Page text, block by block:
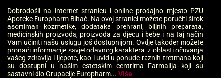
Dobrodošli na internet stranicu i online prodajno mjesto PZU
Apoteke Europharm Bihać. Na ovoj stranici možete poručiti širok
asortiman kozmetike, dodataka prehrani, biljnih preparata,
medicinskih proizvoda, proizvoda za djecu i bebe i na taj način
Vam učiniti našu uslugu još dostupnijom. Ovdje također možete
pronaći informacije savjetodavnog karaktera iz oblasti očuvanja
vašeg zdravlja i ljepote, kao i uvid u ponude raznih tretmana koji
su dostupni u našim estetskim centrima Farmalija koji su
sastavni dio Grupacije Europharm... Više